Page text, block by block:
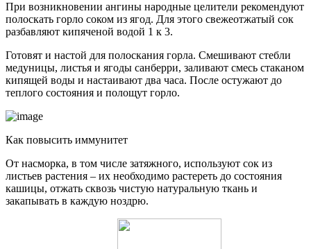
При возникновении ангины народные целители рекомендуют
полоскать горло соком из ягод. Для этого свежеотжатый сок
разбавляют кипяченой водой 1 к 3.
Готовят и настой для полоскания горла. Смешивают стебли
медуницы, листья и ягоды санберри, заливают смесь стаканом
кипящей воды и настаивают два часа. После остужают до
теплого состояния и полощут горло.
Как повысить иммунитет
От насморка, в том числе затяжного, используют сок из
листьев растения – их необходимо растереть до состояния
кашицы, отжать сквозь чистую натуральную ткань и
закапывать в каждую ноздрю.